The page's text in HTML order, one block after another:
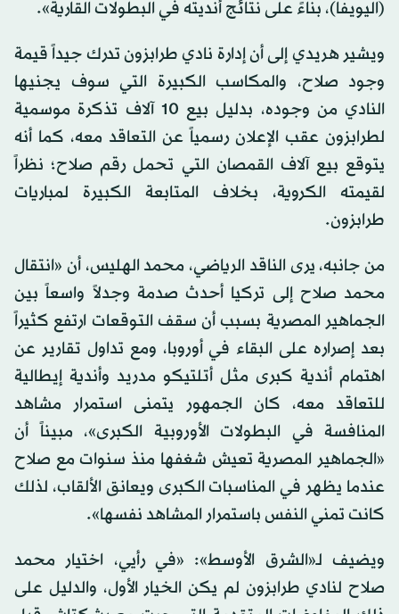
(اليويفا)، بناءً على نتائج أنديته في البطولات القارية».
ويشير هريدي إلى أن إدارة نادي طرابزون تدرك جيداً قيمة
وجود صلاح، والمكاسب الكبيرة التي سوف يجنيها
النادي من وجوده، بدليل بيع 10 آلاف تذكرة موسمية
لطرابزون عقب الإعلان رسمياً عن التعاقد معه، كما أنه
يتوقع بيع آلاف القمصان التي تحمل رقم صلاح؛ نظراً
لقيمته الكروية، بخلاف المتابعة الكبيرة لمباريات
طرابزون.
من جانبه، يرى الناقد الرياضي، محمد الهليس، أن «انتقال
محمد صلاح إلى تركيا أحدث صدمة وجدلاً واسعاً بين
الجماهير المصرية بسبب أن سقف التوقعات ارتفع كثيراً
بعد إصراره على البقاء في أوروبا، ومع تداول تقارير عن
اهتمام أندية كبرى مثل أتلتيكو مدريد وأندية إيطالية
للتعاقد معه، كان الجمهور يتمنى استمرار مشاهد
المنافسة في البطولات الأوروبية الكبرى»، مبيناً أن
«الجماهير المصرية تعيش شغفها منذ سنوات مع صلاح
عندما يظهر في المناسبات الكبرى ويعانق الألقاب، لذلك
كانت تمني النفس باستمرار المشاهد نفسها».
ويضيف لـ«الشرق الأوسط»: «في رأيي، اختيار محمد
صلاح لنادي طرابزون لم يكن الخيار الأول، والدليل على